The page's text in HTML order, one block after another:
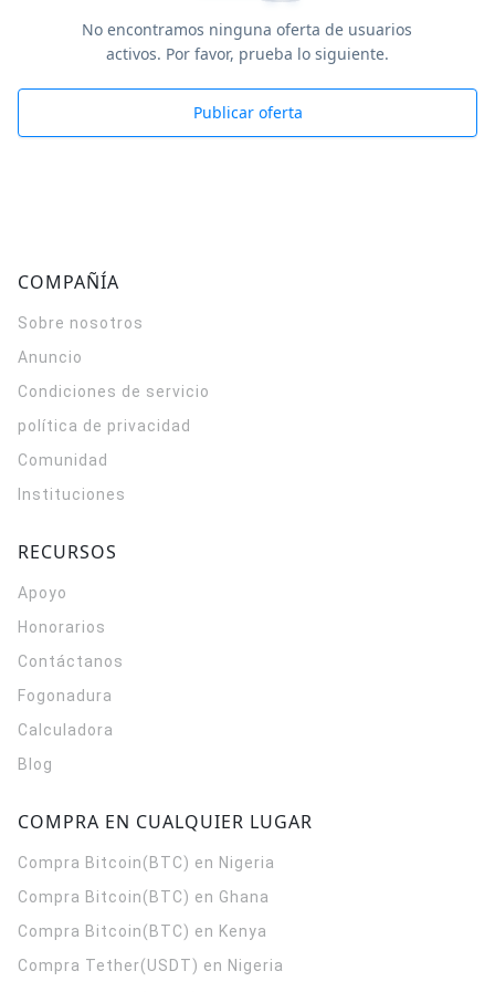
No encontramos ninguna oferta de usuarios
activos. Por favor, prueba lo siguiente.
Publicar oferta
COMPAÑÍA
Sobre nosotros
Anuncio
Condiciones de servicio
política de privacidad
Comunidad
Instituciones
RECURSOS
Apoyo
Honorarios
Contáctanos
Fogonadura
Calculadora
Blog
COMPRA EN CUALQUIER LUGAR
Compra Bitcoin(BTC) en Nigeria
Compra Bitcoin(BTC) en Ghana
Compra Bitcoin(BTC) en Kenya
Compra Tether(USDT) en Nigeria